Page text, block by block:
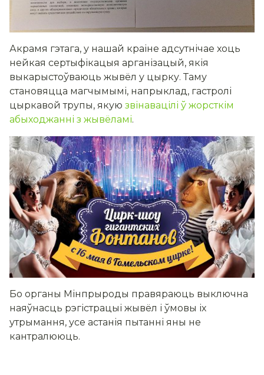
Акрамя гэтага, у нашай краіне адсутнічае хоць
нейкая сертыфікацыя арганізацый, якія
выкарыстоўваюць жывёл у цырку. Таму
становяцца магчымымі, напрыклад, гастролі
цыркавой трупы, якую звінавацілі ў жорсткім
абыходжанні з жывёламі.
Бо органы Мінпрыроды правяраюць выключна
наяўнасць рэгістрацыі жывёл і ўмовы іх
утрымання, усе астанія пытанні яны не
кантралююць.